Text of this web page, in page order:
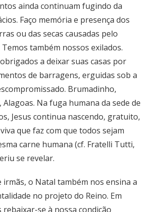
ainda continuam fugindo da
Faço memória e presença dos
ou das secas causadas pelo
também nossos exilados.
a deixar suas casas por
de barragens, erguidas sob a
Brumadinho,
Na fuga humana da sede de
Jesus continua nascendo, gratuito,
que faz com que todos sejam
carne humana (cf. Fratelli Tutti,
se revelar.
irmãs, o Natal também nos ensina a
no projeto do Reino. Em
rebaixar-se à nossa condição